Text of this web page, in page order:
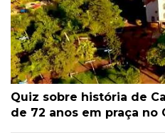
Quiz sobre história de
de 72 anos em praça no